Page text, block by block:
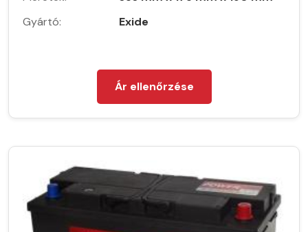
Gyártó:
Exide
Ár ellenőrzése